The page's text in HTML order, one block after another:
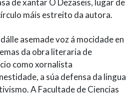
de xantar O Dezaseis, lugar de
máis estreito da autora.
asemade voz á mocidade en
da obra literaria de
como xornalista
a súa defensa da lingua
A Facultade de Ciencias